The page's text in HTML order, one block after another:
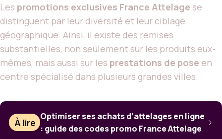
Les promotions exclusives France Attelage se
distinguent par leur diversité et leur ciblage
géographique. Ainsi, il existe des remises
substantielles, non seulement sur les produits eux-
mêmes, mais aussi sur les prestations de pose en
centre spécialisé dans plusieurs grandes villes.
À lire
Optimiser ses achats d’attelages en ligne
: guide des codes promo France Attelage